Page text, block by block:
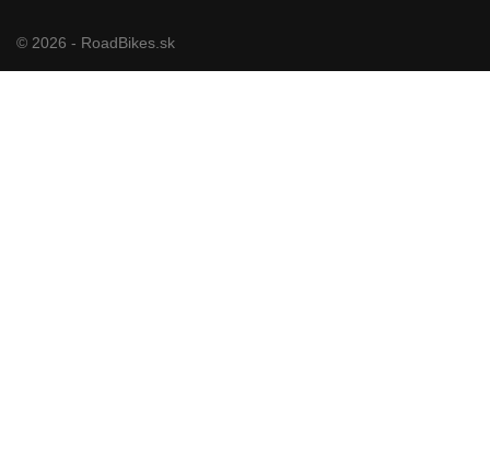
© 2026 - RoadBikes.sk